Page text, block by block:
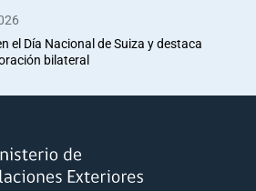
el Día Nacional de Suiza y destaca
bilateral